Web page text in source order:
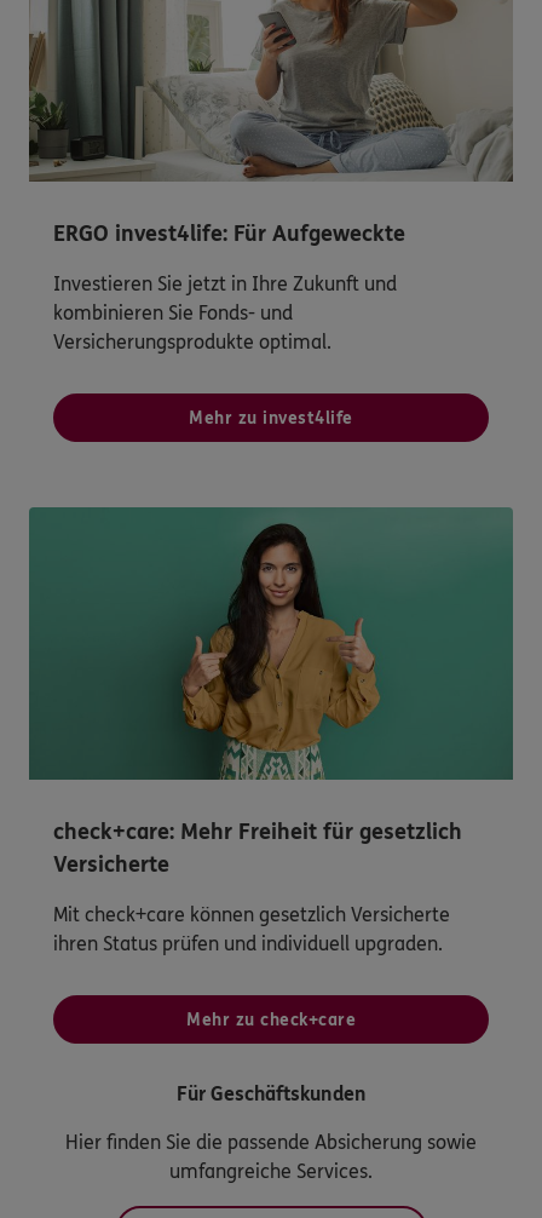
ERGO invest4life: Für Aufgeweckte
Investieren Sie jetzt in Ihre Zukunft und
kombinieren Sie Fonds- und
Versicherungsprodukte optimal.
Mehr zu invest4life
check+care: Mehr Freiheit für gesetzlich
Versicherte
Mit check+care können gesetzlich Versicherte
ihren Status prüfen und individuell upgraden.
Mehr zu check+care
Für Geschäftskunden
Hier finden Sie die passende Absicherung sowie
umfangreiche Services.